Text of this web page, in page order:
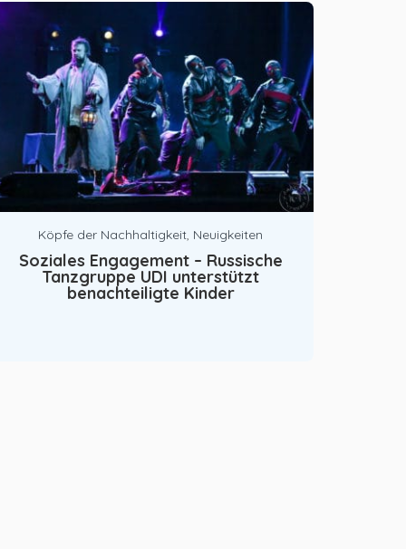
Köpfe der Nachhaltigkeit, Neuigkeiten
Soziales Engagement – Russische
Tanzgruppe UDI unterstützt
benachteiligte Kinder